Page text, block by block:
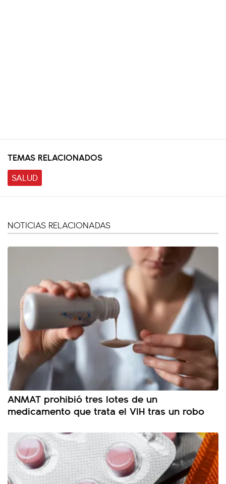
TEMAS RELACIONADOS
SALUD
NOTICIAS RELACIONADAS
ANMAT prohibió tres lotes de un
medicamento que trata el VIH tras un robo